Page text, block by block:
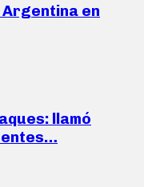
en
llamó